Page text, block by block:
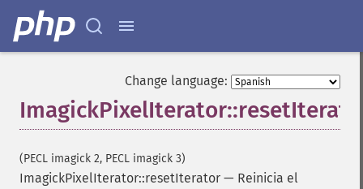
Change language:
(PECL imagick 2, PECL imagick 3)
ImagickPixelIterator::resetIterator — Reinicia el